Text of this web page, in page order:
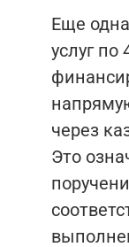
Еще
услуг
через
Это